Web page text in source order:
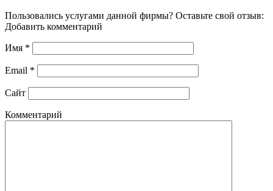
Пользовались услугами данной фирмы? Оставьте свой отзыв:
Добавить комментарий
Имя *
Email *
Сайт
Комментарий